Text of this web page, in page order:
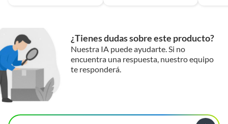
¿Tienes dudas sobre este producto?
Nuestra IA puede ayudarte. Si no
encuentra una respuesta, nuestro equipo
te responderá.